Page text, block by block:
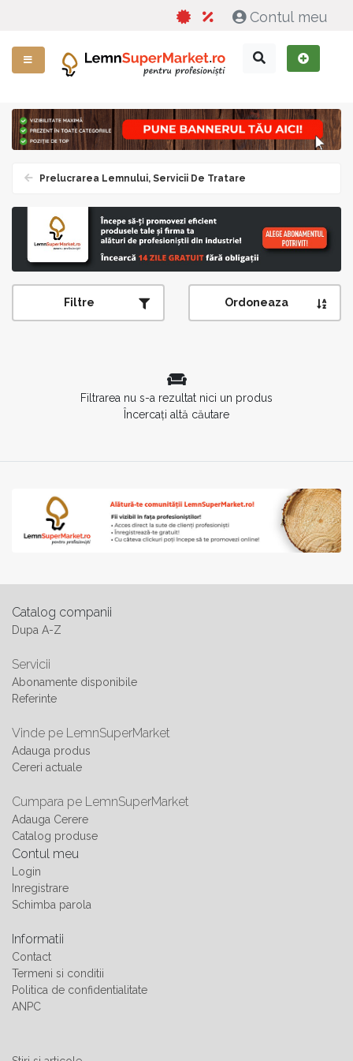
Contul meu
Prelucrarea Lemnului, Servicii De Tratare
Filtre Ordoneaza
Filtrarea nu s-a rezultat nici un produs
Încercați altă căutare
Catalog companii
Dupa A-Z
Servicii
Abonamente disponibile
Referinte
Vinde pe LemnSuperMarket
Adauga produs
Cereri actuale
Cumpara pe LemnSuperMarket
Adauga Cerere
Catalog produse
Contul meu
Login
Inregistrare
Schimba parola
Informatii
Contact
Termeni si conditii
Politica de confidentialitate
ANPC